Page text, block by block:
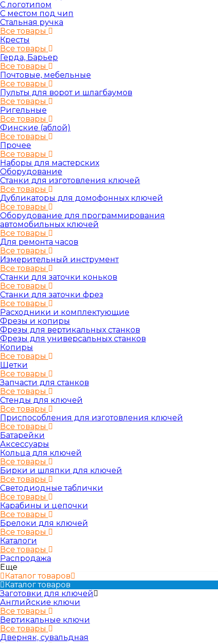
С логотипом
С местом под чип
Стальная ручка
Все товары
Кресты
Все товары
Герда, Барьер
Все товары
Почтовые, мебельные
Все товары
Пульты для ворот и шлагбаумов
Все товары
Ригельные
Все товары
Финские (аблой)
Все товары
Прочее
Все товары
Наборы для мастерских
Оборудование
Станки для изготовления ключей
Все товары
Дубликаторы для домофонных ключей
Все товары
Оборудование для программирования
автомобильных ключей
Все товары
Для ремонта часов
Все товары
Измерительный инструмент
Все товары
Станки для заточки коньков
Все товары
Станки для заточки фрез
Все товары
Расходники и комплектующие
Фрезы и копиры
Фрезы для вертикальных станков
Фрезы для универсальных станков
Копиры
Все товары
Щетки
Все товары
Запчасти для станков
Все товары
Стенды для ключей
Все товары
Приспособления для изготовления ключей
Все товары
Батарейки
Аксессуары
Кольца для ключей
Все товары
Бирки и шляпки для ключей
Все товары
Светодиодные таблички
Все товары
Карабины и цепочки
Все товары
Брелоки для ключей
Все товары
Каталоги
Все товары
Распродажа
Еще
Каталог товаров
Каталог товаров
Заготовки для ключей
Английские ключи
Все товары
Вертикальные ключи
Все товары
Дверняк, сувальдная